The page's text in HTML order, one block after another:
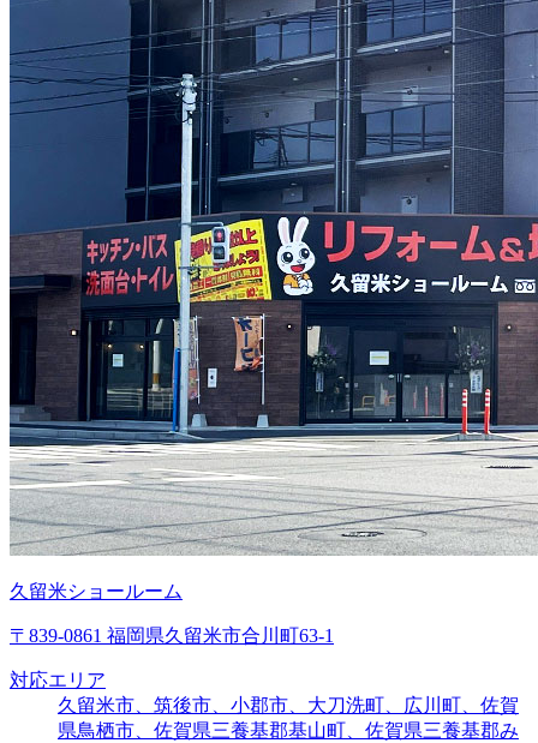
久留米ショールーム
〒839-0861 福岡県久留米市合川町63-1
対応エリア
久留米市、筑後市、小郡市、大刀洗町、広川町、佐賀
県鳥栖市、佐賀県三養基郡基山町、佐賀県三養基郡み